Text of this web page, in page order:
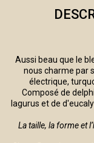
Aussi beau que le
nous charme par
électrique,
Composé de
lagurus et de
La taille, la forme et